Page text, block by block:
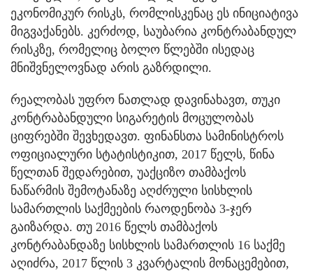
ეკონომიკურ რისკს, რომლისკენაც ეს ინიციატივა
მიგვაქანებს. კერძოდ, საუბარია კონტრაბანდულ
რისკზე, რომელიც ბოლო წლებში ისედაც
მნიშვნელოვნად არის გაზრდილი.
რეალობას უფრო ნათლად დავინახავთ, თუკი
კონტრაბანდული სიგარეტის მოცულობას
ციფრებში შევხედავთ. ფინანსთა სამინისტროს
ოფიციალური სტატისტიკით, 2017 წელს, წინა
წელთან შედარებით, უაქციზო თამბაქოს
ნაწარმის შემოტანაზე აღძრული სისხლის
სამართლის საქმეების რაოდენობა 3-ჯერ
გაიზარდა. თუ 2016 წელს თამბაქოს
კონტრაბანდაზე სისხლის სამართლის 16 საქმე
აღიძრა, 2017 წლის 3 კვარტალის მონაცემებით,